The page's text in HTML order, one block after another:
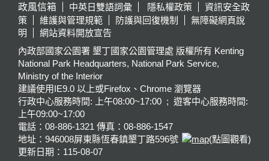
政風信箱
中英日雙語詞彙 隱私權政策
資訊安全政
策
維護與管理規範 防護與回復機制
無障礙網頁說
明
網站資料開放宣告
內政部國家公園署 墾丁國家公園管理處 版權所有 Kenting
National Park Headquarters, National Park Service,
Ministry of the Interior
建議使用IE9.0 以上或Firefox、Chrome 瀏覽器
行政中心服務時間: 上午08:00~17:00 ; 遊客中心服務時間:
上午09:00~17:00
電話：08-886-1321 傳真：08-886-1547
地址：946008屏東縣恆春鎮墾丁路596號
(點圖觀看)
更新日期： 115-08-07